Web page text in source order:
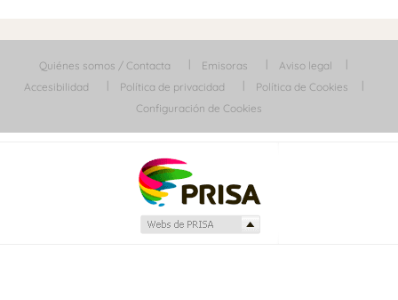
Quiénes somos / Contacta Emisoras
Aviso legal
Accesibilidad
Política de privacidad
Política de Cookies
Configuración de Cookies